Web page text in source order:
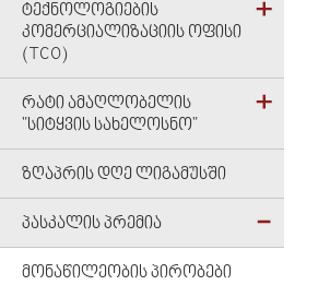
ᲢᲔᲥᲜᲝᲚᲝᲒᲘᲔᲑᲘᲡ
ᲙᲝᲛᲔᲠᲪᲘᲐᲚᲘᲖᲐᲪᲘᲘᲡ ᲝᲤᲘᲡᲘ
(TCO)
ᲠᲐᲢᲘ ᲐᲛᲐᲦᲚᲝᲑᲔᲚᲘᲡ
"ᲡᲘᲢᲧᲕᲘᲡ ᲡᲐᲮᲔᲚᲝᲡᲜᲝ"
ᲖᲦᲐᲞᲠᲘᲡ ᲓᲦᲔ ᲚᲘᲒᲐᲛᲣᲡᲨᲘ
ᲞᲐᲡᲙᲐᲚᲘᲡ ᲞᲠᲔᲛᲘᲐ
ᲛᲝᲜᲐᲬᲘᲚᲔᲝᲑᲘᲡ ᲞᲘᲠᲝᲑᲔᲑᲘ